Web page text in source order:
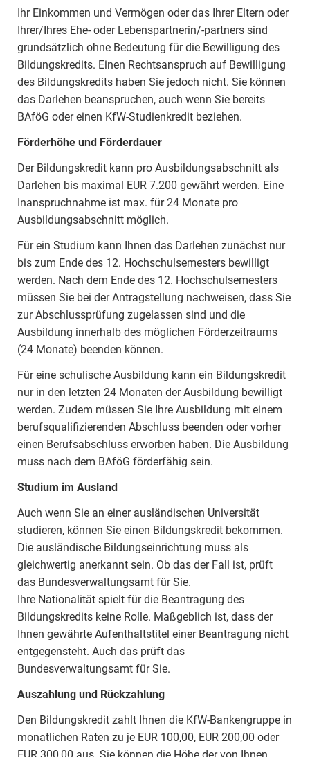
Ihr Einkommen und Vermögen oder das Ihrer Eltern oder
Ihrer/Ihres Ehe- oder Lebenspartnerin/-partners sind
grundsätzlich ohne Bedeutung für die Bewilligung des
Bildungskredits. Einen Rechtsanspruch auf Bewilligung
des Bildungskredits haben Sie jedoch nicht. Sie können
das Darlehen beanspruchen, auch wenn Sie bereits
BAföG oder einen KfW-Studienkredit beziehen.
Förderhöhe und Förderdauer
Der Bildungskredit kann pro Ausbildungsabschnitt als
Darlehen bis maximal EUR 7.200 gewährt werden. Eine
Inanspruchnahme ist max. für 24 Monate pro
Ausbildungsabschnitt möglich.
Für ein Studium kann Ihnen das Darlehen zunächst nur
bis zum Ende des 12. Hochschulsemesters bewilligt
werden. Nach dem Ende des 12. Hochschulsemesters
müssen Sie bei der Antragstellung nachweisen, dass Sie
zur Abschlussprüfung zugelassen sind und die
Ausbildung innerhalb des möglichen Förderzeitraums
(24 Monate) beenden können.
Für eine schulische Ausbildung kann ein Bildungskredit
nur in den letzten 24 Monaten der Ausbildung bewilligt
werden. Zudem müssen Sie Ihre Ausbildung mit einem
berufsqualifizierenden Abschluss beenden oder vorher
einen Berufsabschluss erworben haben. Die Ausbildung
muss nach dem BAföG förderfähig sein.
Studium im Ausland
Auch wenn Sie an einer ausländischen Universität
studieren, können Sie einen Bildungskredit bekommen.
Die ausländische Bildungseinrichtung muss als
gleichwertig anerkannt sein. Ob das der Fall ist, prüft
das Bundesverwaltungsamt für Sie.
Ihre Nationalität spielt für die Beantragung des
Bildungskredits keine Rolle. Maßgeblich ist, dass der
Ihnen gewährte Aufenthaltstitel einer Beantragung nicht
entgegensteht. Auch das prüft das
Bundesverwaltungsamt für Sie.
Auszahlung und Rückzahlung
Den Bildungskredit zahlt Ihnen die KfW-Bankengruppe in
monatlichen Raten zu je EUR 100,00, EUR 200,00 oder